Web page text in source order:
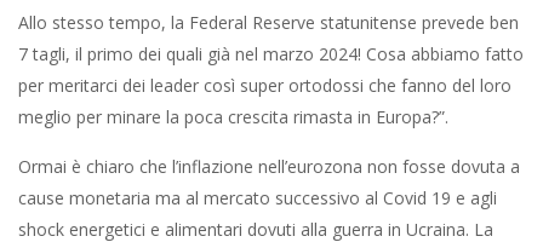
Allo stesso tempo, la Federal Reserve statunitense prevede ben
7 tagli, il primo dei quali già nel marzo 2024! Cosa abbiamo fatto
per meritarci dei leader così super ortodossi che fanno del loro
meglio per minare la poca crescita rimasta in Europa?”.
Ormai è chiaro che l’inflazione nell’eurozona non fosse dovuta a
cause monetaria ma al mercato successivo al Covid 19 e agli
shock energetici e alimentari dovuti alla guerra in Ucraina. La